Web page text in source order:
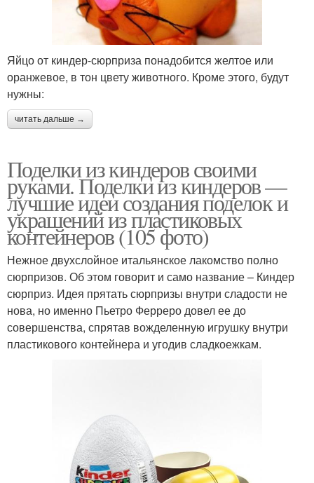
Яйцо от киндер-сюрприза понадобится желтое или
оранжевое, в тон цвету животного. Кроме этого, будут
нужны:
читать дальше →
Поделки из киндеров своими
руками. Поделки из киндеров —
лучшие идеи создания поделок и
украшений из пластиковых
контейнеров (105 фото)
Нежное двухслойное итальянское лакомство полно
сюрпризов. Об этом говорит и само название – Киндер
сюрприз. Идея прятать сюрпризы внутри сладости не
нова, но именно Пьетро Ферреро довел ее до
совершенства, спрятав вожделенную игрушку внутри
пластикового контейнера и угодив сладкоежкам.